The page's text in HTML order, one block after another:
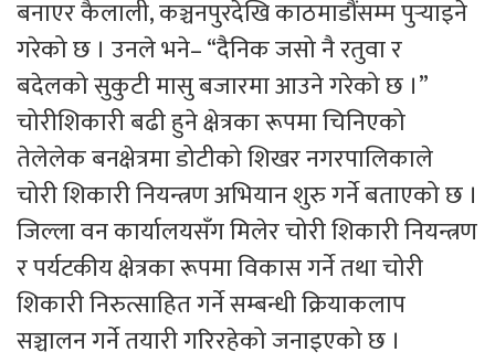
बनाएर कैलाली, कञ्चनपुरदेखि काठमाडौंसम्म पुर्‍याइने
गरेको छ । उनले भने– “दैनिक जसो नै रतुवा र
बदेलको सुकुटी मासु बजारमा आउने गरेको छ ।”
चोरीशिकारी बढी हुने क्षेत्रका रूपमा चिनिएको
तेलेलेक बनक्षेत्रमा डोटीको शिखर नगरपालिकाले
चोरी शिकारी नियन्त्रण अभियान शुरु गर्ने बताएको छ ।
जिल्ला वन कार्यालयसँग मिलेर चोरी शिकारी नियन्त्रण
र पर्यटकीय क्षेत्रका रूपमा विकास गर्ने तथा चोरी
शिकारी निरुत्साहित गर्ने सम्बन्धी क्रियाकलाप
सञ्चालन गर्ने तयारी गरिरहेको जनाइएको छ ।